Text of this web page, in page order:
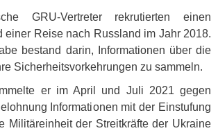
GRU-Vertreter rekrutierten einen
einer Reise nach Russland im Jahr 2018.
bestand darin, Informationen über die
Sicherheitsvorkehrungen zu sammeln.
er im April und Juli 2021 gegen
Informationen mit der Einstufung
Militäreinheit der Streitkräfte der Ukraine